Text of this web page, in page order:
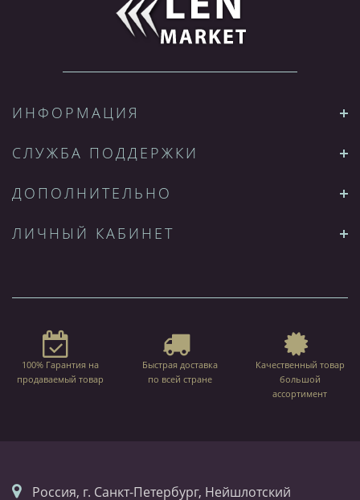
ИНФОРМАЦИЯ
СЛУЖБА ПОДДЕРЖКИ
ДОПОЛНИТЕЛЬНО
ЛИЧНЫЙ КАБИНЕТ
100% Гарантия на
продаваемый товар
Быстрая доставка
по всей стране
Качественный товар
большой
ассортимент
Россия, г. Санкт-Петербург, Нейшлотский